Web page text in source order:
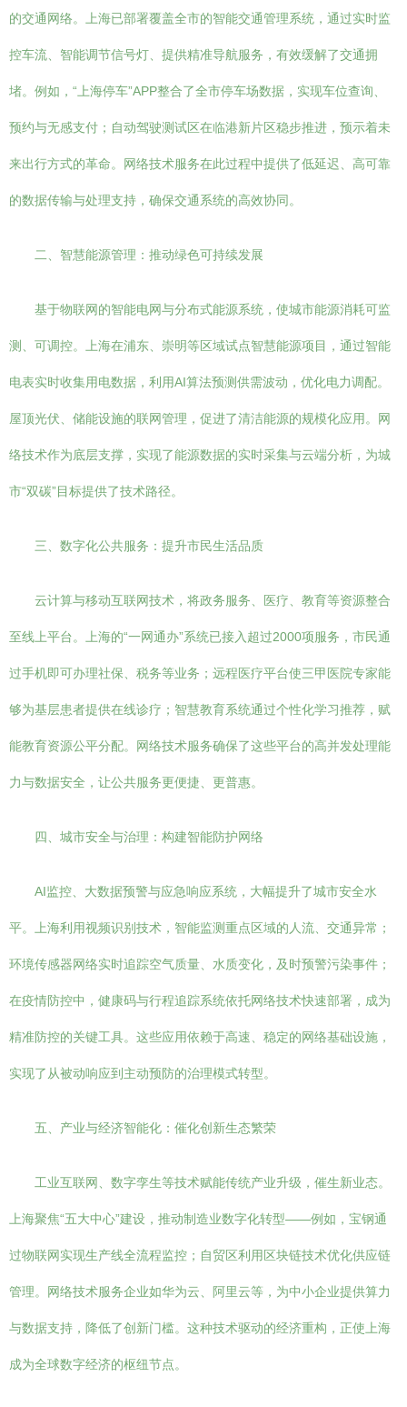
的交通网络。上海已部署覆盖全市的智能交通管理系统，通过实时监
控车流、智能调节信号灯、提供精准导航服务，有效缓解了交通拥
堵。例如，“上海停车”APP整合了全市停车场数据，实现车位查询、
预约与无感支付；自动驾驶测试区在临港新片区稳步推进，预示着未
来出行方式的革命。网络技术服务在此过程中提供了低延迟、高可靠
的数据传输与处理支持，确保交通系统的高效协同。
二、智慧能源管理：推动绿色可持续发展
基于物联网的智能电网与分布式能源系统，使城市能源消耗可监
测、可调控。上海在浦东、崇明等区域试点智慧能源项目，通过智能
电表实时收集用电数据，利用AI算法预测供需波动，优化电力调配。
屋顶光伏、储能设施的联网管理，促进了清洁能源的规模化应用。网
络技术作为底层支撑，实现了能源数据的实时采集与云端分析，为城
市“双碳”目标提供了技术路径。
三、数字化公共服务：提升市民生活品质
云计算与移动互联网技术，将政务服务、医疗、教育等资源整合
至线上平台。上海的“一网通办”系统已接入超过2000项服务，市民通
过手机即可办理社保、税务等业务；远程医疗平台使三甲医院专家能
够为基层患者提供在线诊疗；智慧教育系统通过个性化学习推荐，赋
能教育资源公平分配。网络技术服务确保了这些平台的高并发处理能
力与数据安全，让公共服务更便捷、更普惠。
四、城市安全与治理：构建智能防护网络
AI监控、大数据预警与应急响应系统，大幅提升了城市安全水
平。上海利用视频识别技术，智能监测重点区域的人流、交通异常；
环境传感器网络实时追踪空气质量、水质变化，及时预警污染事件；
在疫情防控中，健康码与行程追踪系统依托网络技术快速部署，成为
精准防控的关键工具。这些应用依赖于高速、稳定的网络基础设施，
实现了从被动响应到主动预防的治理模式转型。
五、产业与经济智能化：催化创新生态繁荣
工业互联网、数字孪生等技术赋能传统产业升级，催生新业态。
上海聚焦“五大中心”建设，推动制造业数字化转型——例如，宝钢通
过物联网实现生产线全流程监控；自贸区利用区块链技术优化供应链
管理。网络技术服务企业如华为云、阿里云等，为中小企业提供算力
与数据支持，降低了创新门槛。这种技术驱动的经济重构，正使上海
成为全球数字经济的枢纽节点。